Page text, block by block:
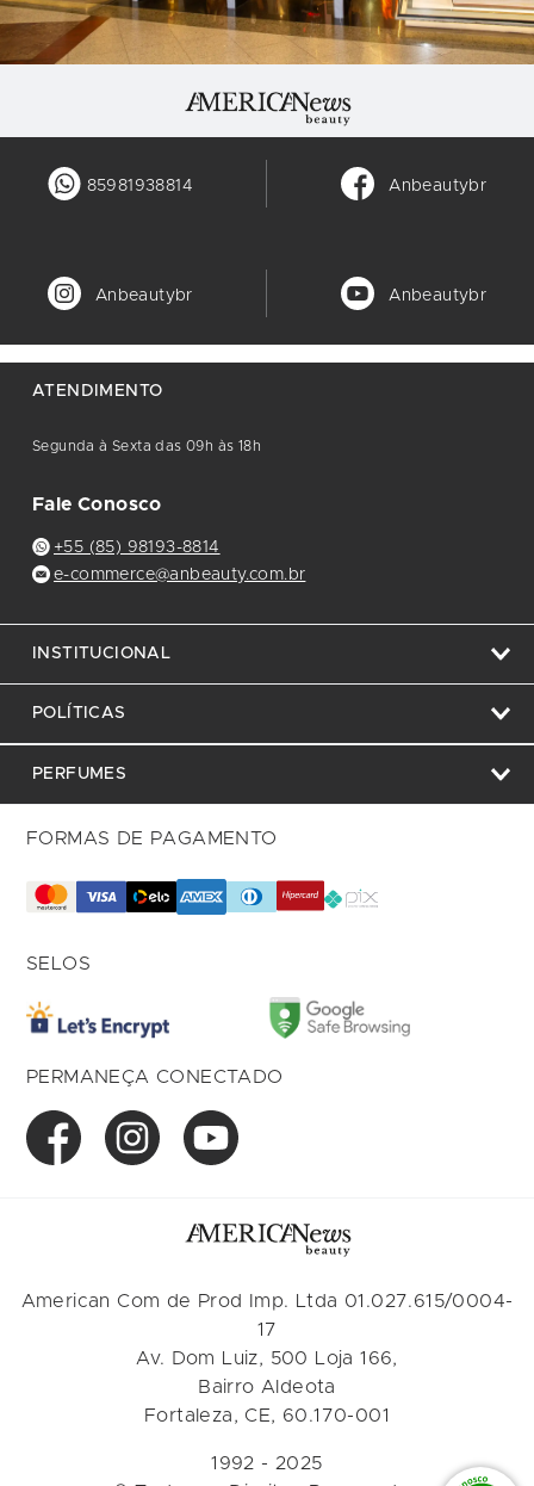
85981938814 Anbeautybr
Anbeautybr Anbeautybr
ATENDIMENTO
Segunda à Sexta das 09h às 18h
Fale Conosco
+55 (85) 98193-8814
e-commerce@anbeauty.com.br
INSTITUCIONAL
POLÍTICAS
PERFUMES
FORMAS DE PAGAMENTO
SELOS
PERMANEÇA CONECTADO
American Com de Prod Imp. Ltda 01.027.615/0004-
17
Av. Dom Luiz, 500 Loja 166,
Bairro Aldeota
Fortaleza, CE, 60.170-001
1992 - 2025